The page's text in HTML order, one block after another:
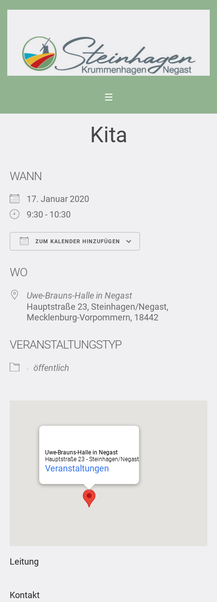
Kita
WANN
17. Januar 2020
9:30 - 10:30
ZUM KALENDER HINZUFÜGEN
WO
Uwe-Brauns-Halle in Negast
Hauptstraße 23, Steinhagen/Negast,
Mecklenburg-Vorpommern, 18442
VERANSTALTUNGSTYP
öffentlich
Uwe-Brauns-Halle in Negast
Hauptstraße 23 - Steinhagen/Negast
Veranstaltungen
Leitung
Kontakt